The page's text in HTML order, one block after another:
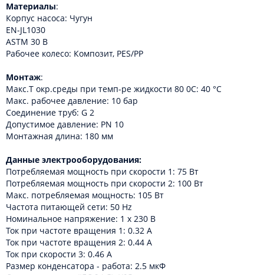
Материалы:
Корпус насоса: Чугун
EN-JL1030
ASTM 30 B
Рабочее колесо: Композит, PES/PP
Монтаж:
Макс.T окр.среды при темп-ре жидкости 80 0C: 40 °C
Макс. рабочее давление: 10 бар
Соединение труб: G 2
Допустимое давление: PN 10
Монтажная длина: 180 мм
Данные электрооборудования:
Потребляемая мощность при скорости 1: 75 Вт
Потребляемая мощность при скорости 2: 100 Вт
Макс. потребляемая мощность: 105 Вт
Частота питающей сети: 50 Hz
Номинальное напряжение: 1 x 230 В
Ток при частоте вращения 1: 0.32 A
Ток при частоте вращения 2: 0.44 A
Ток при скорости 3: 0.46 A
Размер конденсатора - работа: 2.5 мкФ